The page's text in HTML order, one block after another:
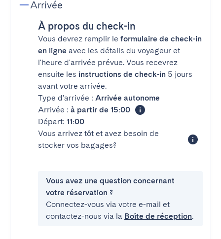
Arrivée
À propos du check-in
Vous devrez remplir le formulaire de check-in
en ligne avec les détails du voyageur et
l'heure d'arrivée prévue. Vous recevrez
ensuite les instructions de check-in 5 jours
avant votre arrivée.
Type d'arrivée : Arrivée autonome
Arrivée : à partir de 15:00
Départ: 11:00
Vous arrivez tôt et avez besoin de
stocker vos bagages?
Vous avez une question concernant
votre réservation ?
Connectez-vous via votre e-mail et
contactez-nous via la Boîte de réception.